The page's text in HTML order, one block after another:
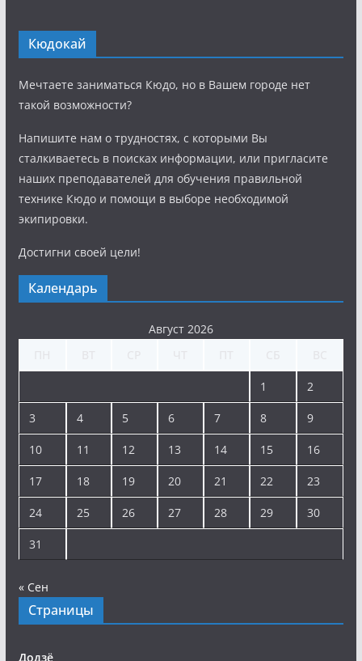
Кюдокай
Мечтаете заниматься Кюдо, но в Вашем городе нет
такой возможности?
Напишите нам о трудностях, с которыми Вы
сталкиваетесь в поисках информации, или пригласите
наших преподавателей для обучения правильной
технике Кюдо и помощи в выборе необходимой
экипировки.
Достигни своей цели!
Календарь
Август 2026
1 2
3 4 5 6 7 8 9
10 11 12 13 14 15 16
17 18 19 20 21 22 23
24 25 26 27 28 29 30
31
« Сен
Страницы
Додзё